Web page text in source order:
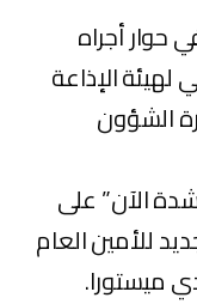
حوار أجراه
الإذاعة
الشؤون
الآن” على
للأمين العام
ميستورا.